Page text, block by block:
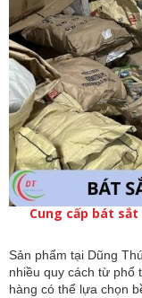
Cung cấp bát
Sản phẩm tại Dũng
nhiều quy cách từ phổ
hàng có thể lựa chọn